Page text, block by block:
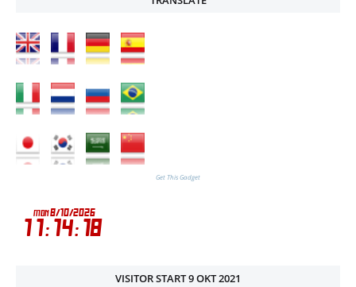
Get This Gadget
VISITOR START 9 OKT 2021